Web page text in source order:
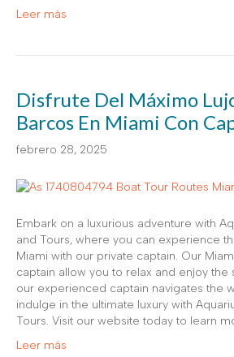
Leer más
Disfrute Del Máximo
Barcos En Miami Con
febrero 28, 2025
Embark on a luxurious adventure with
and Tours, where you can experience
Miami with our private captain. Our
captain allow you to relax and enjoy the
our experienced captain navigates the
indulge in the ultimate luxury with
Tours. Visit our website today to learn
Leer más